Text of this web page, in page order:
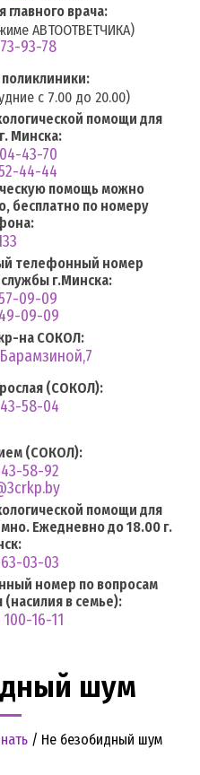
врача:
АВТООТВЕТЧИКА)
93-78
поликлиники:
с 7.00 до 20.00)
помощи для
Минска:
43-70
44-44
помощь можно
бесплатно по номеру
телефонный номер
г.Минска:
09-09
09-09
на СОКОЛ:
(СОКОЛ):
58-04
(СОКОЛ):
58-92
помощи для
Ежедневно до 18.00 г.
03-03
номер по вопросам
в семье):
16-11
шум
/ Не безобидный шум